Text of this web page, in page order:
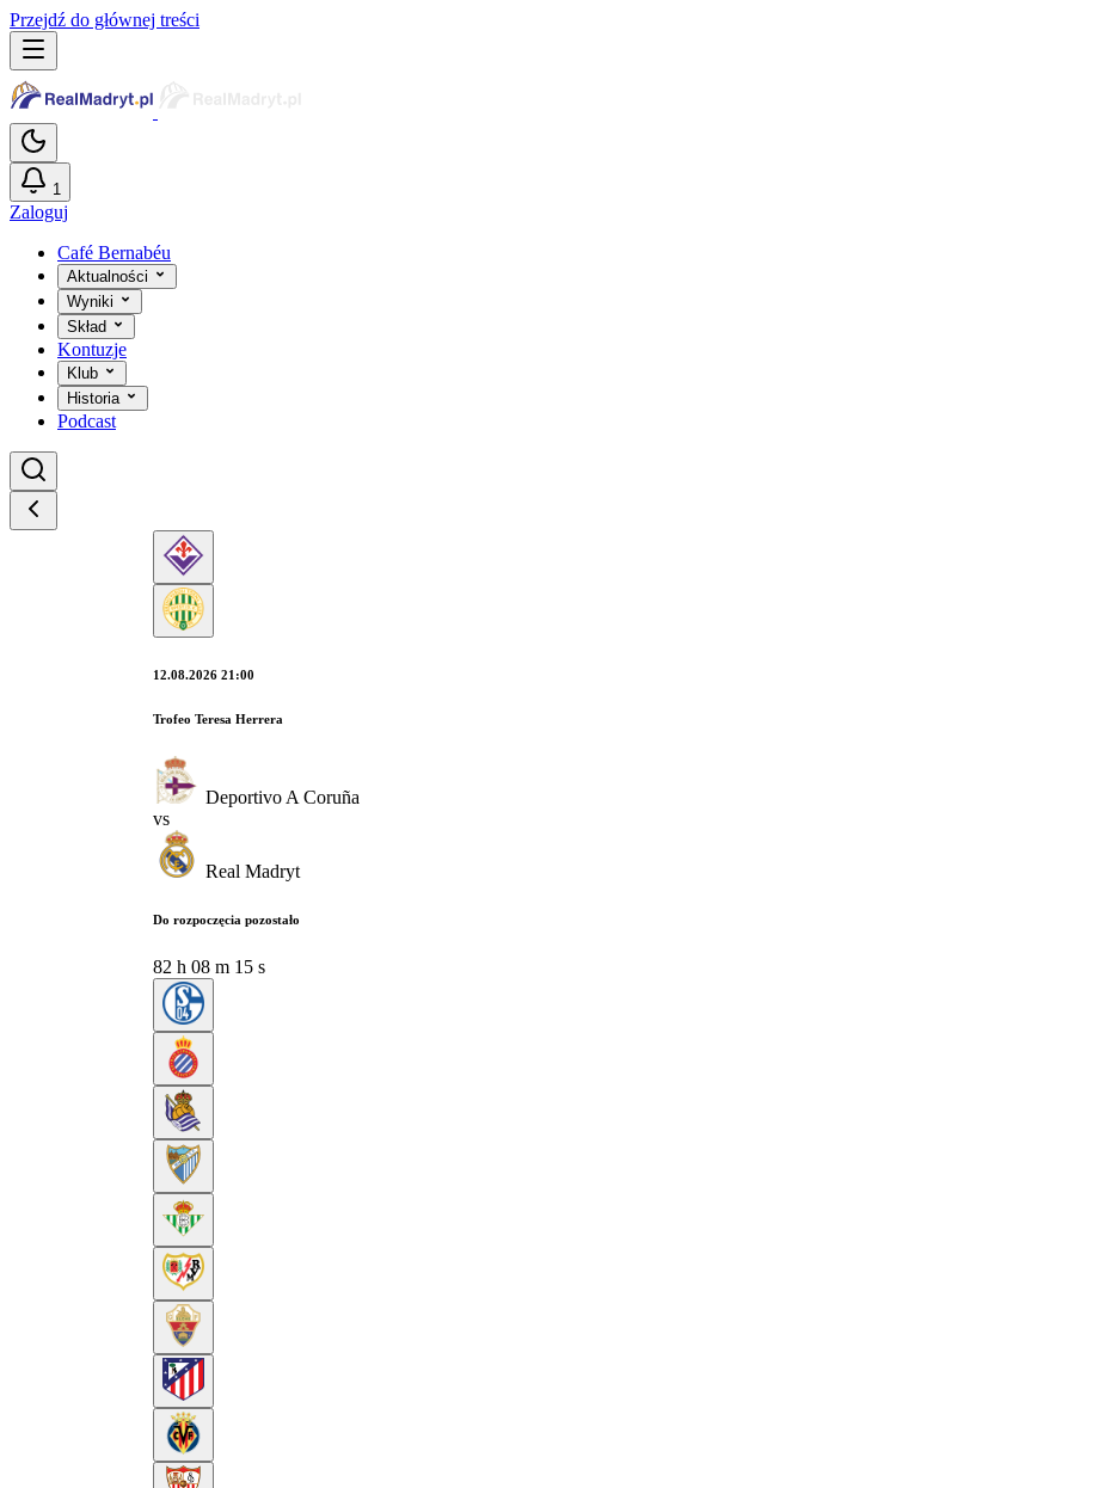
Przejdź do głównej treści
1
Zaloguj
Café Bernabéu
Aktualności
Wyniki
Skład
Kontuzje
Klub
Historia
Podcast
12.08.2026 21:00
Trofeo Teresa Herrera
Deportivo A Coruña
vs
Real Madryt
Do rozpoczęcia pozostało
82 h 08 m 14 s